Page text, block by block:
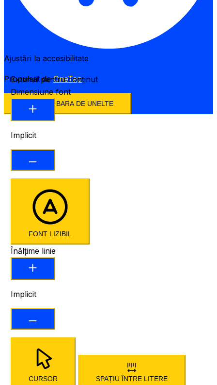
Ajustări la accesibilitate
Propulsat deOneTap
ASCUNDE BARA DE UNELTE
Extensii pentru conținut
Dimensiune font
Implicit
FONT LIZIBIL
Înălțime linie
Implicit
CURSOR SPAȚIU ÎNTRE LITERE